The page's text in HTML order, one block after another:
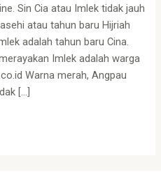
Sin Cia atau Imlek tidak jauh
atau tahun baru Hijriah
adalah tahun baru Cina.
Imlek adalah warga
Warna merah, Angpau
[…]